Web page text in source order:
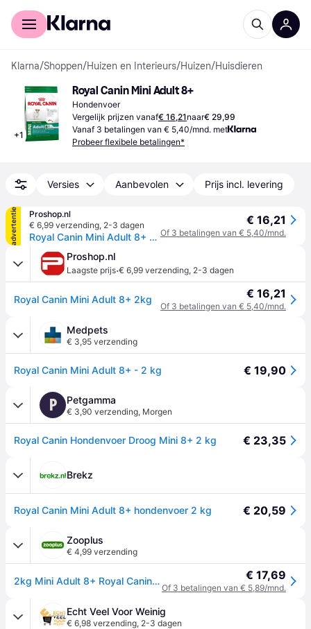
Voor shoppers
Klarna/Shoppen/Huizen en Interieurs/Huizen/Huisdieren
+1
Royal Canin Mini Adult 8+
Hondenvoer
Vergelijk prijzen vanaf€ 16,21naar€ 29,99
Vanaf 3 betalingen van € 5,40/mnd. met
Probeer flexibele betalingen*
Versies Aanbevolen Prijs incl. levering
advertentie
Proshop.nl
€ 6,99 verzending, 2-3 dagen
Royal Canin Mini Adult 8+ 2kg
€ 16,21
Of 3 betalingen van € 5,40/mnd.
Proshop.nl
Laagste prijs·€ 6,99 verzending, 2-3 dagen
Royal Canin Mini Adult 8+ 2kg € 16,21
Of 3 betalingen van € 5,40/mnd.
Medpets
€ 3,95 verzending
Royal Canin Mini Adult 8+ - 2 kg € 19,90
P Petgamma
€ 3,90 verzending, Morgen
Royal Canin Hondenvoer Droog Mini 8+ 2 kg € 23,35
Brekz
Royal Canin Mini Adult 8+ hondenvoer 2 kg € 20,59
Zooplus
€ 4,99 verzending
2kg Mini Adult 8+ Royal Canin Hondenvoer € 17,69
Of 3 betalingen van € 5,89/mnd.
Echt Veel Voor Weinig
€ 6,98 verzending, 2-3 dagen